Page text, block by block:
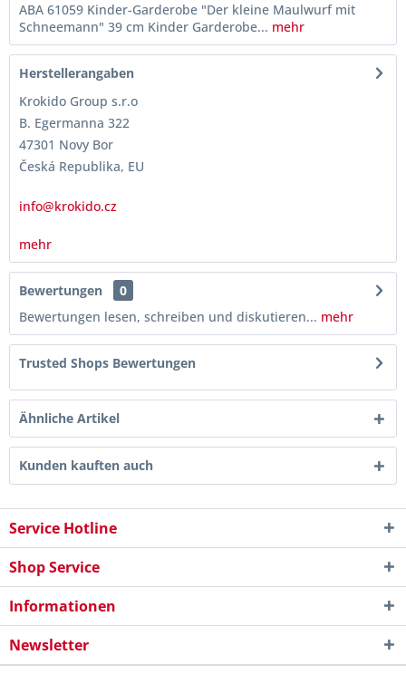
ABA 61059 Kinder-Garderobe "Der kleine Maulwurf mit
Schneemann" 39 cm Kinder Garderobe... mehr
Herstellerangaben
Krokido Group s.r.o
B. Egermanna 322
47301 Novy Bor
Česká Republika, EU
info@krokido.cz
mehr
Bewertungen
0
Bewertungen lesen, schreiben und diskutieren... mehr
Trusted Shops Bewertungen
Ähnliche Artikel
Kunden kauften auch
Service Hotline
Shop Service
Informationen
Newsletter